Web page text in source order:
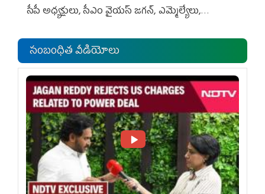
సీపీ అధ్య‌క్షులు, సీఎం వైయ‌స్ జ‌గ‌న్, ఎమ్మెల్యేలు,
సంబంధిత వీడియోలు